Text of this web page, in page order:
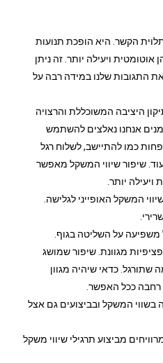
הקשר. היא הופכת תנועות
אוטומטית ויעילה יותר. זה ניתן
את התגובות שלנו במידה רבה על
היציבה המשוכללת והרצויה
אנחנו נאלצים להשתמש
פחות כמו להתיישב, לשלוח רגל
שיפור שיווי המשקל מאפשר
ויעילה יותר.
המשקל האופייני לגלישה.
משפיעה על השליטה בגוף.
מגוונת. שיפור שמושג
שתורגל. כדאי שיהיה מגוון
רחבה ככל האפשר.
בשווי המשקל ובביצועים גם אצל
מביצוע תרגילי שיווי משקל